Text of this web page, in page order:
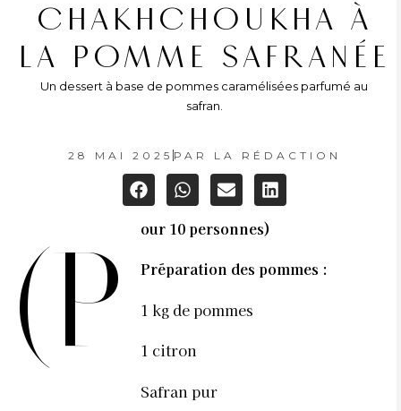
CHAKHCHOUKHA À
LA POMME SAFRANÉE
Un dessert à base de pommes caramélisées parfumé au
safran.
28 MAI 2025 PAR LA RÉDACTION
(P
our 10 personnes)
Préparation des pommes :
1 kg de pommes
1 citron
Safran pur